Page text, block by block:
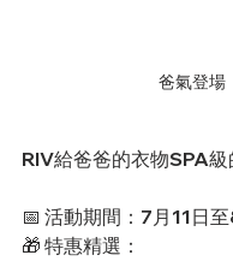
爸氣登場
RIV給爸爸的衣物SPA
📅 活動期間：7月11日
🎁 特惠精選：